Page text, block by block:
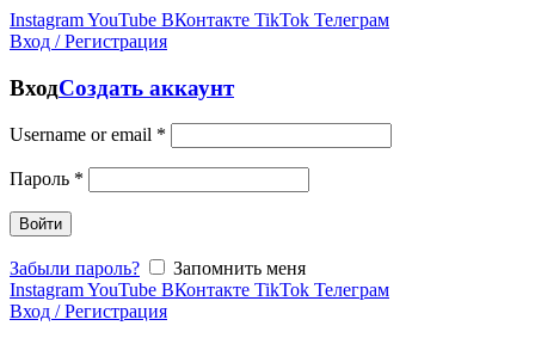
InstagramYouTube ВКонтакте TikTok Телеграм
Вход / Регистрация
ВходСоздать аккаунт
Username or email *
Пароль *
Войти
Забыли пароль?
Запомнить меня
InstagramYouTube ВКонтакте TikTok Телеграм
Вход / Регистрация